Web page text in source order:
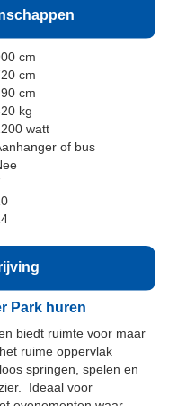
cm
cm
cm
kg
watt
of bus
Park huren
biedt ruimte voor maar
ruime oppervlak
springen, spelen en
Ideaal voor